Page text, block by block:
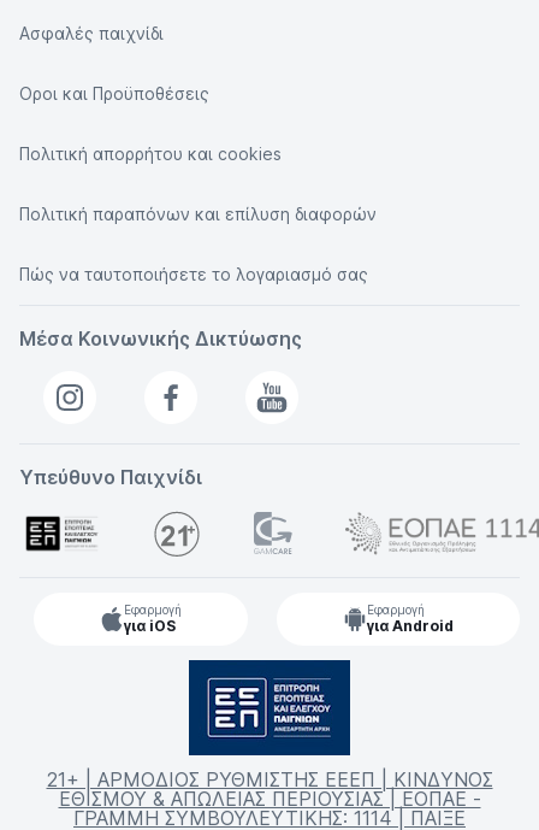
Ασφαλές παιχνίδι
Οροι και Προϋποθέσεις
Πολιτική απορρήτου και cookies
Πολιτική παραπόνων και επίλυση διαφορών
Πώς να ταυτοποιήσετε το λογαριασμό σας
Μέσα Κοινωνικής Δικτύωσης
Υπεύθυνο Παιχνίδι
Εφαρμογή
για iOS
Εφαρμογή
για Android
21+ | ΑΡΜΟΔΙΟΣ ΡΥΘΜΙΣΤΗΣ ΕΕΕΠ | ΚΙΝΔΥΝΟΣ
ΕΘΙΣΜΟΥ & ΑΠΩΛΕΙΑΣ ΠΕΡΙΟΥΣΙΑΣ | ΕΟΠΑΕ -
ΓΡΑΜΜΗ ΣΥΜΒΟΥΛΕΥΤΙΚΗΣ: 1114 | ΠΑΙΞΕ